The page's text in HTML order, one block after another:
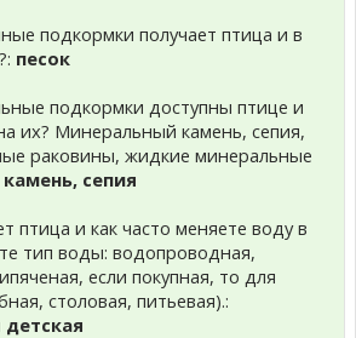
подкормки получает птица и в
песок
подкормки доступны птице и
их? Минеральный камень, сепия,
раковины, жидкие минеральные
сепия
птица и как часто меняете воду в
тип воды: водопроводная,
если покупная, то для
столовая, питьевая).: